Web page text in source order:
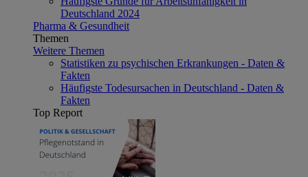
Deutschland 2024
Pharma & Gesundheit
Themen
Weitere Themen
Statistiken zu psychischen Erkrankungen - Daten &
Fakten
Häufigste Todesursachen in Deutschland - Daten &
Fakten
Top Report